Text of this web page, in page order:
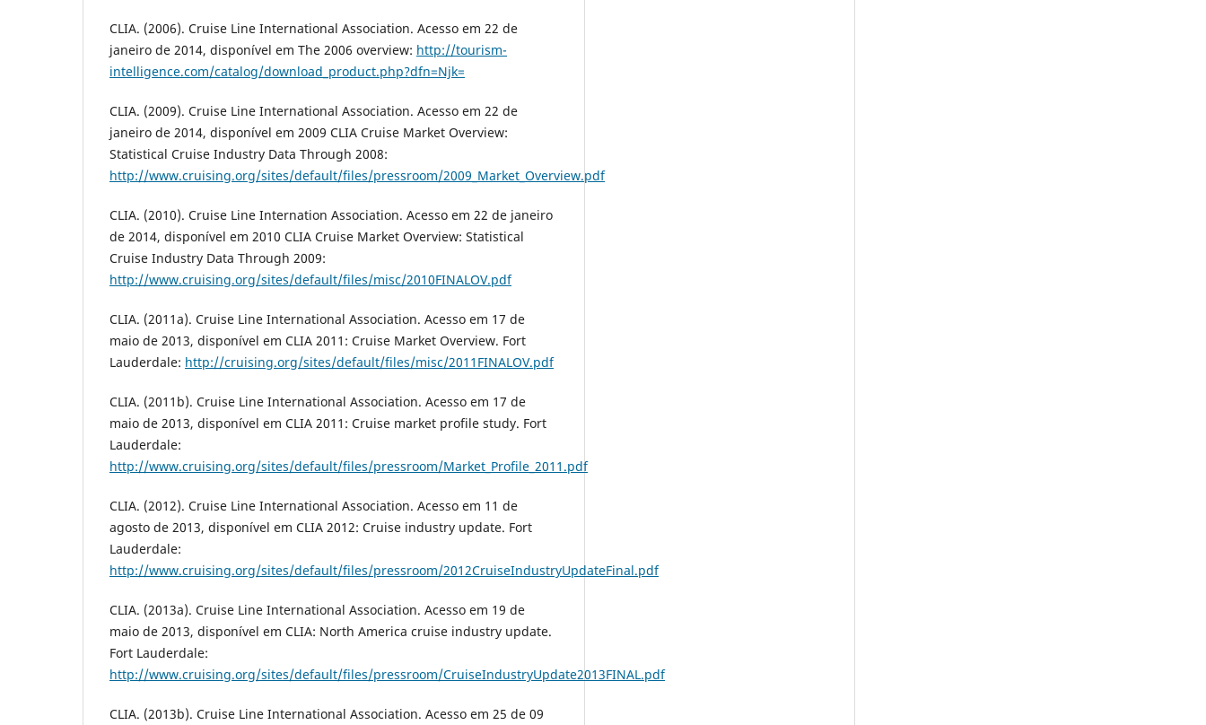
CLIA. (2006). Cruise Line International Association. Acesso em 22 de
janeiro de 2014, disponível em The 2006 overview: http://tourism-
intelligence.com/catalog/download_product.php?dfn=Njk=
CLIA. (2009). Cruise Line International Association. Acesso em 22 de
janeiro de 2014, disponível em 2009 CLIA Cruise Market Overview:
Statistical Cruise Industry Data Through 2008:
http://www.cruising.org/sites/default/files/pressroom/2009_Market_Overview.pdf
CLIA. (2010). Cruise Line Internation Association. Acesso em 22 de janeiro
de 2014, disponível em 2010 CLIA Cruise Market Overview: Statistical
Cruise Industry Data Through 2009:
http://www.cruising.org/sites/default/files/misc/2010FINALOV.pdf
CLIA. (2011a). Cruise Line International Association. Acesso em 17 de
maio de 2013, disponível em CLIA 2011: Cruise Market Overview. Fort
Lauderdale: http://cruising.org/sites/default/files/misc/2011FINALOV.pdf
CLIA. (2011b). Cruise Line International Association. Acesso em 17 de
maio de 2013, disponível em CLIA 2011: Cruise market profile study. Fort
Lauderdale:
http://www.cruising.org/sites/default/files/pressroom/Market_Profile_2011.pdf
CLIA. (2012). Cruise Line International Association. Acesso em 11 de
agosto de 2013, disponível em CLIA 2012: Cruise industry update. Fort
Lauderdale:
http://www.cruising.org/sites/default/files/pressroom/2012CruiseIndustryUpdateFinal.pdf
CLIA. (2013a). Cruise Line International Association. Acesso em 19 de
maio de 2013, disponível em CLIA: North America cruise industry update.
Fort Lauderdale:
http://www.cruising.org/sites/default/files/pressroom/CruiseIndustryUpdate2013FINAL.pdf
CLIA. (2013b). Cruise Line International Association. Acesso em 25 de 09